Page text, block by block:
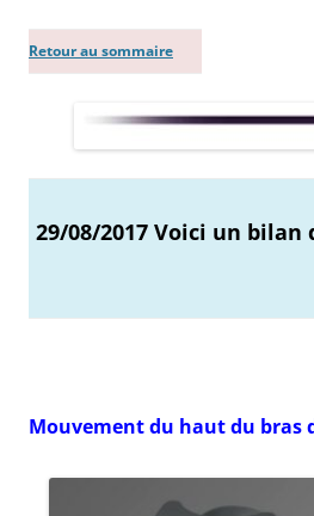
Retour au sommaire
29/08/2017 Voici un
Mouvement du haut du bras